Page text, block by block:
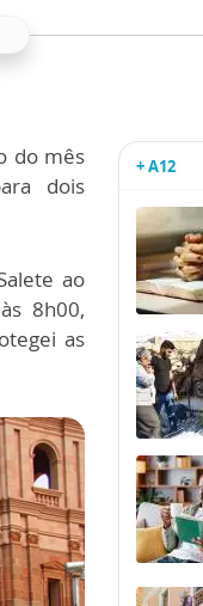
do mês
dois
ao
8h00,
as
+ A12